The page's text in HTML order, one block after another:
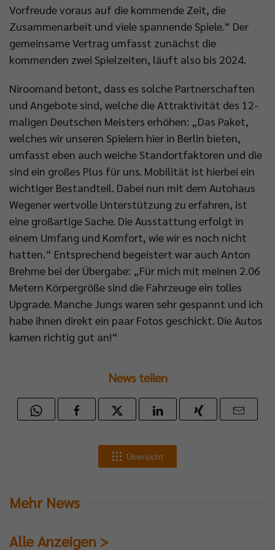
Vorfreude voraus auf die kommende Zeit, die
Zusammenarbeit und viele spannende Spiele.“ Der
gemeinsame Vertrag umfasst zunächst die
kommenden zwei Spielzeiten, läuft also bis 2024.
Niroomand betont, dass es solche Partnerschaften
und Angebote sind, welche die Attraktivität des 12-
maligen Deutschen Meisters erhöhen: „Das Paket,
welches wir unseren Spielern hier in Berlin bieten,
umfasst eben auch weiche Standortfaktoren und die
sind ein großes Plus für uns. Mobilität ist hierbei ein
wichtiger Bestandteil. Dabei nun mit dem Autohaus
Wegener wertvolle Unterstützung zu erfahren, ist
eine großartige Sache. Die Ausstattung erfolgt in
einem Umfang und Komfort, wie wir es noch nicht
hatten.“ Entsprechend begeistert war auch Anton
Brehme bei der Übergabe: „Für mich mit meinen 2.06
Metern Körpergröße sind die Fahrzeuge ein tolles
Upgrade. Manche Jungs waren sehr gespannt und ich
habe ihnen direkt ein paar Fotos geschickt. Die Autos
kamen richtig gut an!“
News teilen
Übersicht
Mehr News
Alle Anzeigen >